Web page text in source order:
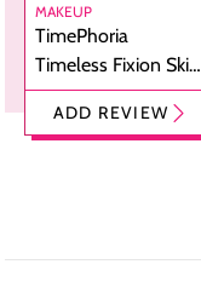
MAKEUP
TimePhoria
Timeless Fixion Skin
Tint Stick,
Foundation dan
ADD REVIEW